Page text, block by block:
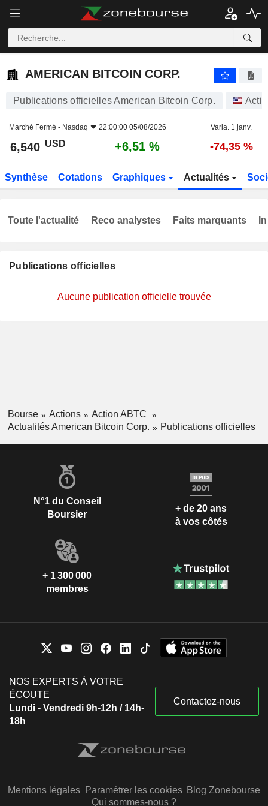
AMERICAN BITCOIN CORP.
AMERICAN BITCOIN CORP.
Publications officielles American Bitcoin Corp.
Marché Fermé - Nasdaq 22:00:00 05/08/2026 Varia. 1 janv.
6,540 USD +6,51 % -74,35 %
Synthèse Cotations Graphiques Actualités
Publications officielles
Aucune publication officielle trouvée
Toute l'actualité Reco analystes Faits marquants
Bourse Actions
Action ABTC
Actualités American Bitcoin Corp.
Publications officielles
N°1 du Conseil
Boursier
+ de 20 ans
à vos côtés
+ 1 300 000
membres
NOS EXPERTS À VOTRE
ÉCOUTE
Lundi - Vendredi 9h-12h / 14h-
18h
Contactez-nous
Mentions légales Paramétrer les cookies Blog Zonebourse
Qui sommes-nous ?